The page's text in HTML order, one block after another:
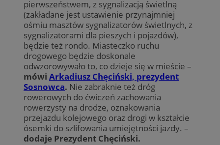
pierwszeństwem, z sygnalizacją świetlną
(zakładane jest ustawienie przynajmniej
ośmiu masztów sygnalizatorów świetlnych, z
sygnalizatorami dla pieszych i pojazdów),
będzie też rondo. Miasteczko ruchu
drogowego będzie doskonale
odwzorowywało to, co dzieje się w mieście –
mówi Arkadiusz Chęciński, prezydent
Sosnowca. Nie zabraknie też dróg
rowerowych do ćwiczeń zachowania
rowerzysty na drodze, oznakowania
przejazdu kolejowego oraz drogi w kształcie
ósemki do szlifowania umiejętności jazdy. –
dodaje Prezydent Chęciński.